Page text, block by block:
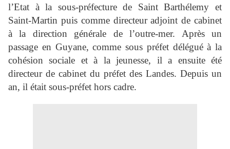
l’Etat à la sous-préfecture de Saint Barthélemy et
Saint-Martin puis comme directeur adjoint de cabinet
à la direction générale de l’outre-mer. Après un
passage en Guyane, comme sous préfet délégué à la
cohésion sociale et à la jeunesse, il a ensuite été
directeur de cabinet du préfet des Landes. Depuis un
an, il était sous-préfet hors cadre.